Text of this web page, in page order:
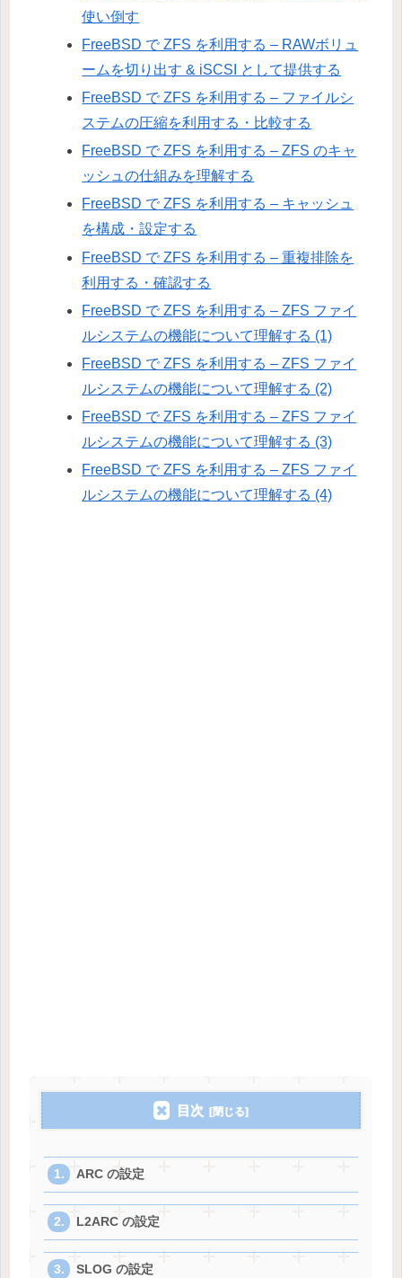
使い倒す
FreeBSD で ZFS を利用する – RAWボリュ
ームを切り出す & iSCSI として提供する
FreeBSD で ZFS を利用する – ファイルシ
ステムの圧縮を利用する・比較する
FreeBSD で ZFS を利用する – ZFS のキャ
ッシュの仕組みを理解する
FreeBSD で ZFS を利用する – キャッシュ
を構成・設定する
FreeBSD で ZFS を利用する – 重複排除を
利用する・確認する
FreeBSD で ZFS を利用する – ZFS ファイ
ルシステムの機能について理解する (1)
FreeBSD で ZFS を利用する – ZFS ファイ
ルシステムの機能について理解する (2)
FreeBSD で ZFS を利用する – ZFS ファイ
ルシステムの機能について理解する (3)
FreeBSD で ZFS を利用する – ZFS ファイ
ルシステムの機能について理解する (4)
目次
ARC の設定
L2ARC の設定
SLOG の設定